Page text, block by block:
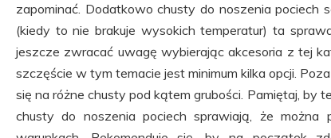
zapominać. Dodatkowo chusty do noszenia pociech
(kiedy to nie brakuje wysokich temperatur) ta
jeszcze zwracać uwagę wybierając akcesoria z tej
szczęście w tym temacie jest minimum kilka opcji.
się na różne chusty pod kątem grubości. Pamiętaj, by
chusty do noszenia pociech sprawiają, że można